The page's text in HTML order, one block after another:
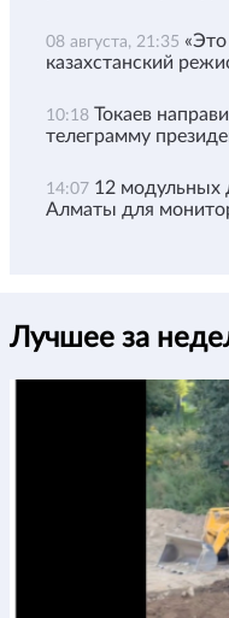
08 августа, 21:35
казахстанский
10:18 Токаев
телеграмму
14:07 12 модульных
Алматы для
Лучшее за